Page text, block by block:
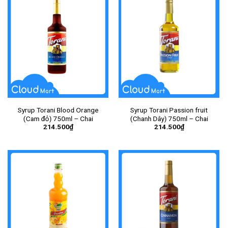
Syrup Torani Blood Orange
(Cam đỏ) 750ml – Chai
214.500₫
Syrup Torani Passion fruit
(Chanh Dây) 750ml – Chai
214.500₫